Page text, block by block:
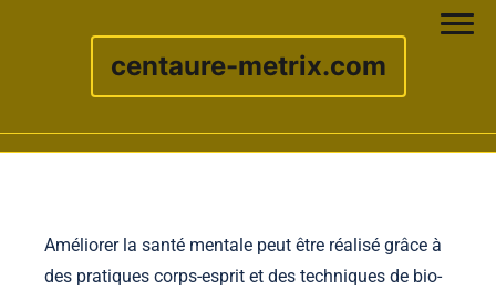
centaure-metrix.com
Améliorer la santé mentale peut être réalisé grâce à
des pratiques corps-esprit et des techniques de bio-